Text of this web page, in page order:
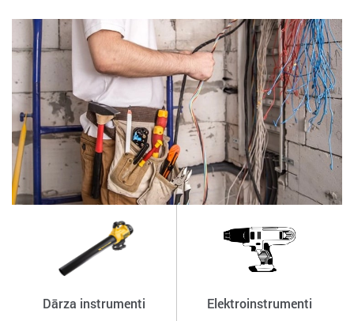
Dārza instrumenti Elektroinstrumenti